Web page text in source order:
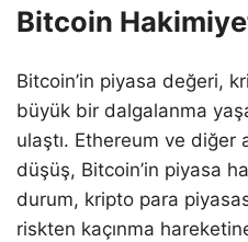
Bitcoin
Bitcoin’in piyasa değeri,
büyük bir dalgalanma
ulaştı. Ethereum ve diğer
düşüş, Bitcoin’in piyasa
durum, kripto para
riskten kaçınma